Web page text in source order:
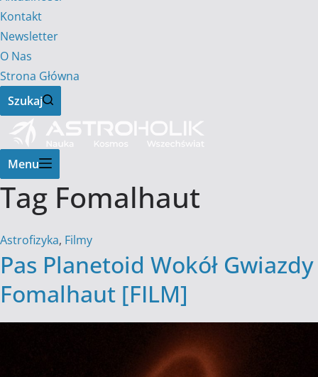
Kontakt
Newsletter
O Nas
Strona Główna
Szukaj
Menu
Tag Fomalhaut
Astrofizyka, Filmy
Pas Planetoid Wokół Gwiazdy
Fomalhaut [FILM]